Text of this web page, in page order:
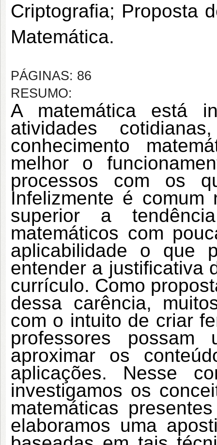
Criptografia; Proposta
Matemática.
PÁGINAS: 86
RESUMO:
A matemática está
atividades
conhecimento
melhor o
processos com os
Infelizmente é
superior a
matemáticos com
aplicabilidade o que
entender a justificativa
currículo. Como
dessa carência,
com o intuito de criar
professores
aproximar os
aplicações. Nesse
investigamos os
matemáticas
elaboramos uma